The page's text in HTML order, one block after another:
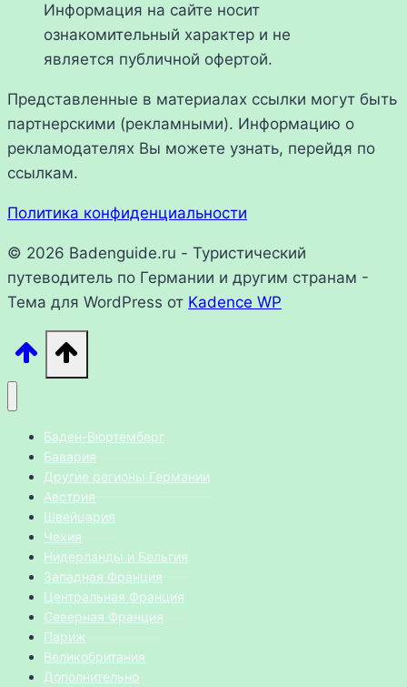
Информация на сайте носит
ознакомительный характер и не
является публичной офертой.
Представленные в материалах ссылки могут быть
партнерскими (рекламными). Информацию о
рекламодателях Вы можете узнать, перейдя по
ссылкам.
Политика конфиденциальности
© 2026 Badenguide.ru - Туристический
путеводитель по Германии и другим странам -
Тема для WordPress от Kadence WP
Баден-Вюртемберг
Бавария
Другие регионы Германии
Австрия
Швейцария
Чехия
Нидерланды и Бельгия
Западная Франция
Центральная Франция
Северная Франция
Париж
Великобритания
Дополнительно